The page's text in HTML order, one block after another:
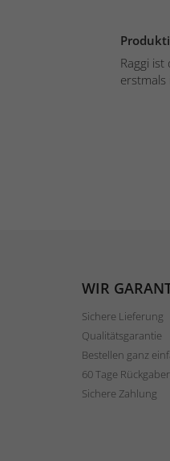
Raggi
erstmals
WIR
Sichere Lieferung
Qualitätsgarantie
Bestellen ganz
60 Tage
Sichere Zahlung